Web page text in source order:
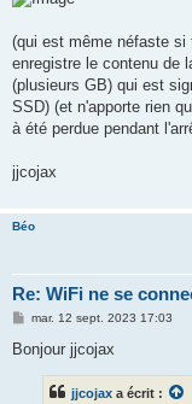
(qui est même néfaste si
enregistre le contenu de
(plusieurs GB) qui est
SSD) (et n'apporte rien
à été perdue pendant
jjcojax
Béo
Re: WiFi ne se
M
s
mar. 12 sept. 2023 17:03
Bonjour jjcojax
jjcojax a écrit :